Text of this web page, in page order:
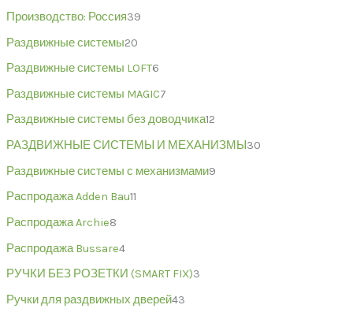
Производство: Россия39
Раздвижные системы20
Раздвижные системы LOFT6
Раздвижные системы MAGIC7
Раздвижные системы без доводчика12
РАЗДВИЖНЫЕ СИСТЕМЫ И МЕХАНИЗМЫ 30
Раздвижные системы с механизмами9
Распродажа Adden Bau11
Распродажа Archie8
Распродажа Bussare4
РУЧКИ БЕЗ РОЗЕТКИ (SMART FIX)3
Ручки для раздвижных дверей43